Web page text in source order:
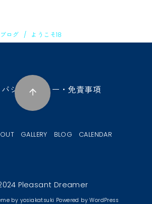
ログ ようこそ18
バシーポリシー・免責事項
GALLERY BLOG CALENDAR
Pleasant Dreamer
by yosiakatsuki Powered byWordPress